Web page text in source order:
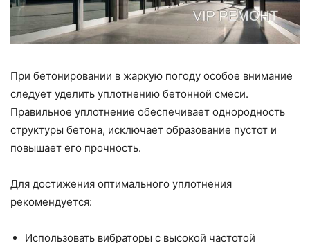
При бетонировании в жаркую погоду особое внимание
следует уделить уплотнению бетонной смеси.
Правильное уплотнение обеспечивает однородность
структуры бетона, исключает образование пустот и
повышает его прочность.
Для достижения оптимального уплотнения
рекомендуется:
Использовать вибраторы с высокой частотой